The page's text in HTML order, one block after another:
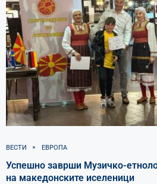
ВЕСТИ ЕВРОПА
Успешно заврши Музичко-
на македонските иселеници